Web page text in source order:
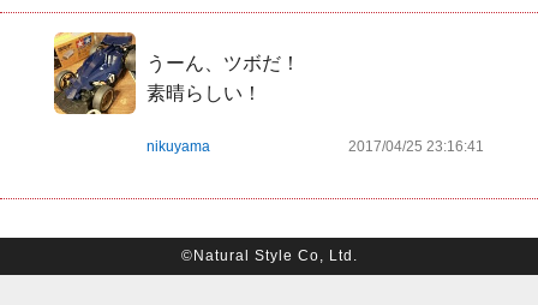
うーん、ツボだ！
素晴らしい！
nikuyama 2017/04/25 23:16:41
©Natural Style Co, Ltd.